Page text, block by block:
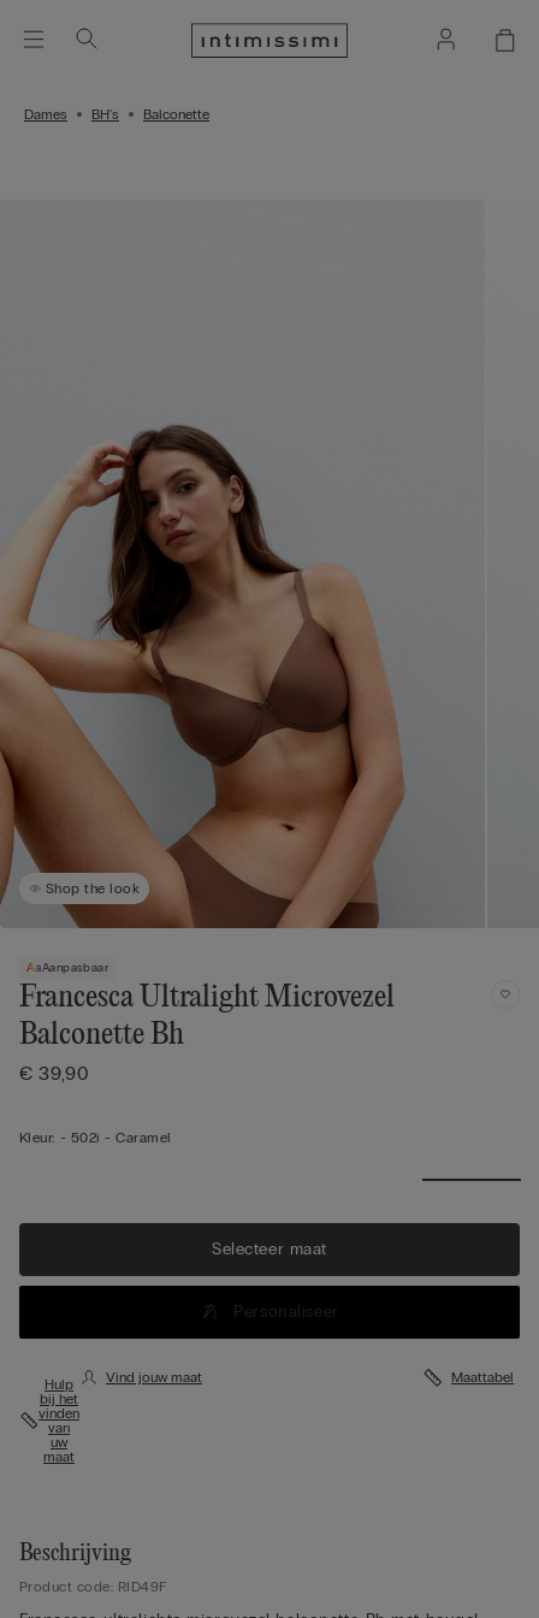
Dames BH's Balconette
Shop the look
Aanpasbaar
Francesca Ultralight Microvezel
Balconette Bh
€ 39,90
Kleur: - 502i - Caramel
Selecteer maat
Personaliseer
Hulp
bij het
vinden
van
uw
maat
Vind jouw maat Maattabel
Beschrijving
Product code: RID49F